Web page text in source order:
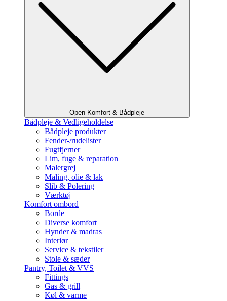
Open Komfort & Bådpleje
Bådpleje & Vedligeholdelse
Bådpleje produkter
Fender-/rudelister
Fugtfjerner
Lim, fuge & reparation
Malergrej
Maling, olie & lak
Slib & Polering
Værktøj
Komfort ombord
Borde
Diverse komfort
Hynder & madras
Interiør
Service & tekstiler
Stole & sæder
Pantry, Toilet & VVS
Fittings
Gas & grill
Køl & varme